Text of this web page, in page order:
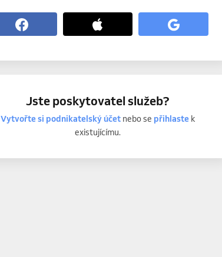
Jste poskytovatel služeb?
Vytvořte si podnikatelský účetnebo se přihlastek
existujícímu.